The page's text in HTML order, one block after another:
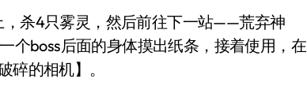
，杀4只雾灵，然后前往下一站——荒弃神
个boss后面的身体摸出纸条，接着使用，在
的相机】。